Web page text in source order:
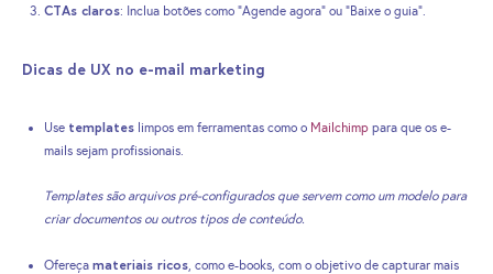
CTAs claros: Inclua botões como “Agende agora” ou “Baixe o guia”.
Dicas de UX no e-mail marketing
Use templates limpos em ferramentas como o Mailchimp para que os e-
mails sejam profissionais.
Templates são arquivos pré-configurados que servem como um modelo para
criar documentos ou outros tipos de conteúdo.
Ofereça materiais ricos , como e-books, com o objetivo de capturar mais